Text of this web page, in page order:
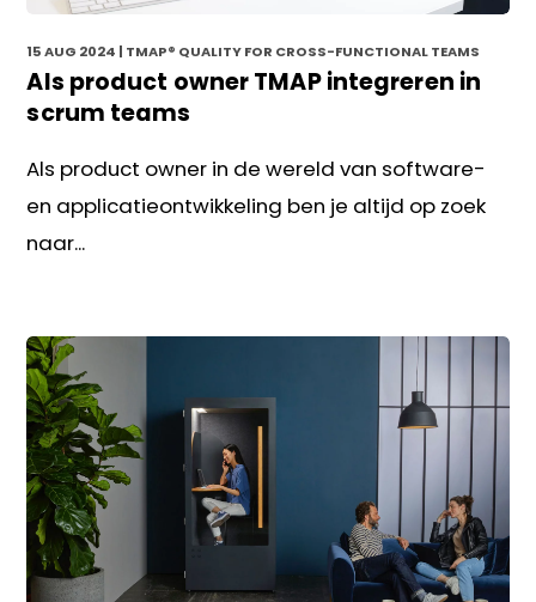
15 AUG 2024 | TMAP® QUALITY FOR CROSS-FUNCTIONAL TEAMS
Als product owner TMAP integreren in
scrum teams
Als product owner in de wereld van software-
en applicatieontwikkeling ben je altijd op zoek
naar...